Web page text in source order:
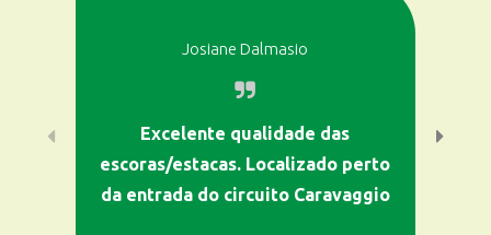
Josiane Dalmasio
Excelente qualidade das
escoras/estacas. Localizado perto
da entrada do circuito Caravaggio